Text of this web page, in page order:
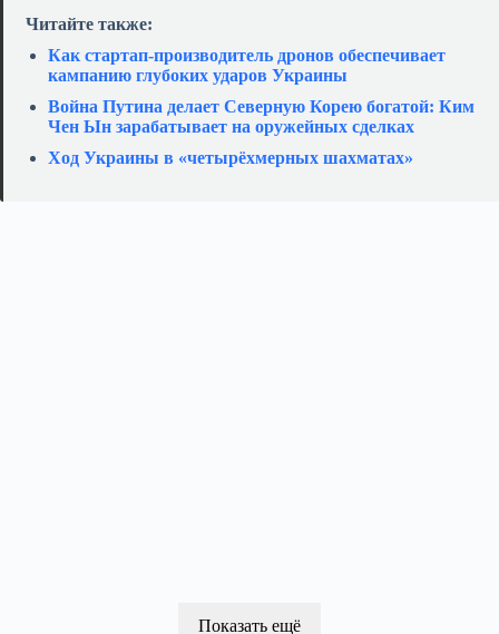
Читайте также:
Как стартап‑производитель дронов обеспечивает
кампанию глубоких ударов Украины
Война Путина делает Северную Корею богатой: Ким
Чен Ын зарабатывает на оружейных сделках
Ход Украины в «четырёхмерных шахматах»
Показать ещё